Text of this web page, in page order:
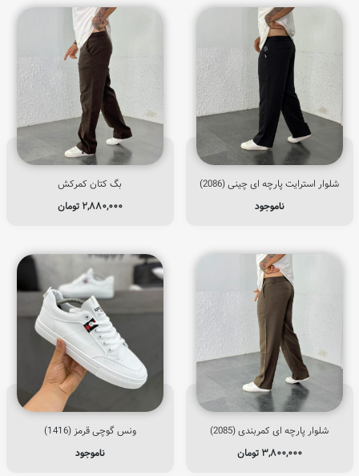
شلوار استرایت پارچه ای چینی (2086)
ناموجود
بگ کتان کمرکش
۲,۸۸۰,۰۰۰ تومان
شلوار پارچه ای کمربندی (2085)
۳,۸۰۰,۰۰۰ تومان
ونس گوچی قرمز (1416)
ناموجود